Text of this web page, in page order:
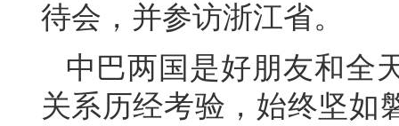
待会，并参访浙江省。
中巴两国是好朋友和全
关系历经考验，始终坚如